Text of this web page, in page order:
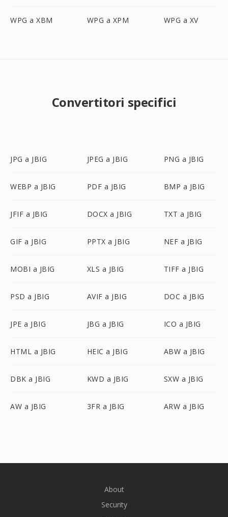
WPG a XBM WPG a XPM WPG a XV
Convertitori specifici
JPG a JBIG JPEG a JBIG PNG a JBIG
WEBP a JBIG PDF a JBIG BMP a JBIG
JFIF a JBIG DOCX a JBIG TXT a JBIG
GIF a JBIG PPTX a JBIG NEF a JBIG
MOBI a JBIG XLS a JBIG TIFF a JBIG
PSD a JBIG AVIF a JBIG DOC a JBIG
JPE a JBIG JBG a JBIG ICO a JBIG
HTML a JBIG HEIC a JBIG ABW a JBIG
DBK a JBIG KWD a JBIG SXW a JBIG
AW a JBIG 3FR a JBIG ARW a JBIG
About
Security